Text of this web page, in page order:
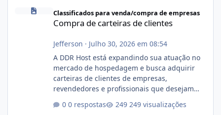
Compra de carteiras de clientes
Classificados para venda/compra de empresas
Compra de carteiras de clientes
Jefferson · Julho 30, 2026 em 08:54
A DDR Host está expandindo sua atuação no
mercado de hospedagem e busca adquirir
carteiras de clientes de empresas,
revendedores e profissionais que desejam
operação. Se você possui clientes ativos de
0 respostas 249 visualizações